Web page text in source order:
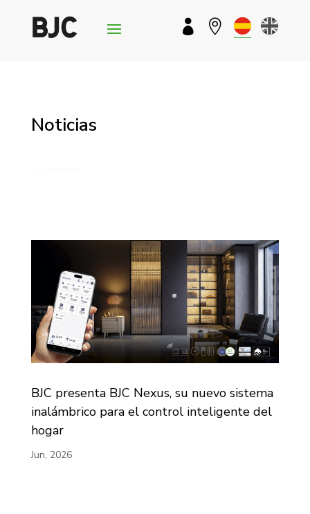
 
Noticias
BJC presenta BJC Nexus, su nuevo sistema
inalámbrico para el control inteligente del
hogar
Jun, 2026